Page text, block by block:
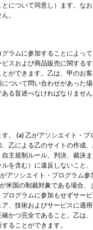
について同意し）ます。な
。
ラムに参加することによっ
スおよび商品販売に関する
ができます。乙は、甲のお
ついて問い合わせがあった
る旨述べなければなりませ
。 (a) 乙がアソシエイト・
乙による乙のサイトの作成
主規制ルール、判決、裁決
を含む）に違反しないこと
アソシエイト・プログラム
米国の制裁対象である場合
ログラムに参加もせずサー
、技術およびサービスに適
かつ完全であること。乙は
ることができます。